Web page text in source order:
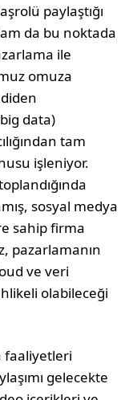
paylaştığı
da bu noktada
ile
omuza
data)
tam
işleniyor.
sosyal medya
sahip firma
pazarlamanın
ve veri
olabileceği
faaliyetleri
gelecekte